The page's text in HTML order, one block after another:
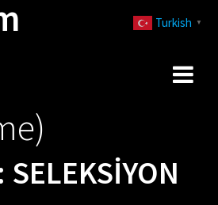
SELEKSIYON
Turkish ▼